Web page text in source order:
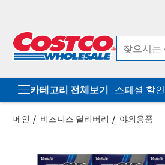
카테고리 전체보기 스페셜 할인
메인 비즈니스 딜리버리 야외용품